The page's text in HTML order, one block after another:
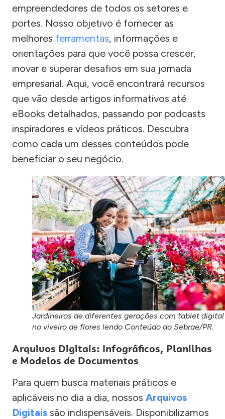
empreendedores de todos os setores e
portes. Nosso objetivo é fornecer as
melhores ferramentas, informações e
orientações para que você possa crescer,
inovar e superar desafios em sua jornada
empresarial. Aqui, você encontrará recursos
que vão desde artigos informativos até
eBooks detalhados, passando por podcasts
inspiradores e vídeos práticos. Descubra
como cada um desses conteúdos pode
beneficiar o seu negócio.
Jardineiros de diferentes gerações com tablet digital
no viveiro de flores lendo Conteúdo do Sebrae/PR.
Arquivos Digitais: Infográficos, Planilhas
e Modelos de Documentos
Para quem busca materiais práticos e
aplicáveis no dia a dia, nossos Arquivos
Digitais são indispensáveis. Disponibilizamos